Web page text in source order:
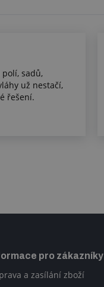
sadů,
už nestačí,
řešení.
pro zákazníky
a zasílání zboží